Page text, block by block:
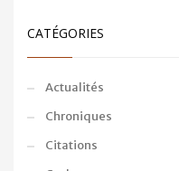
CATÉGORIES
Actualités
Chroniques
Citations